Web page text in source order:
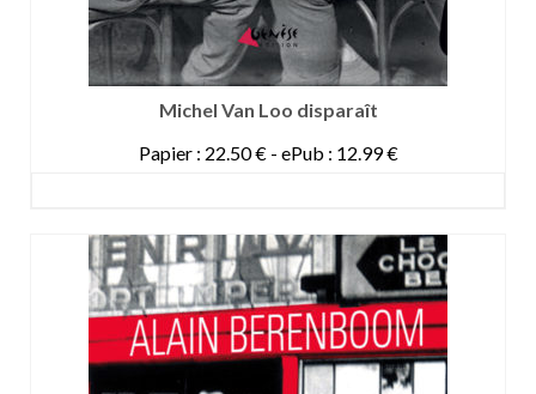
Michel Van Loo disparaît
Papier : 22.50 € - ePub : 12.99 €